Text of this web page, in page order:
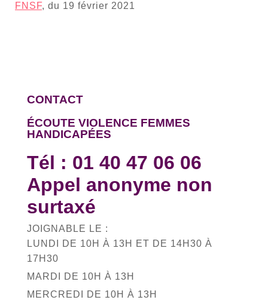
FNSF, du 19 février 2021
CONTACT
ÉCOUTE VIOLENCE FEMMES
HANDICAPÉES
Tél : 01 40 47 06 06
Appel anonyme non
surtaxé
JOIGNABLE LE :
LUNDI DE 10H À 13H ET DE 14H30 À
17H30
MARDI DE 10H À 13H
MERCREDI DE 10H À 13H